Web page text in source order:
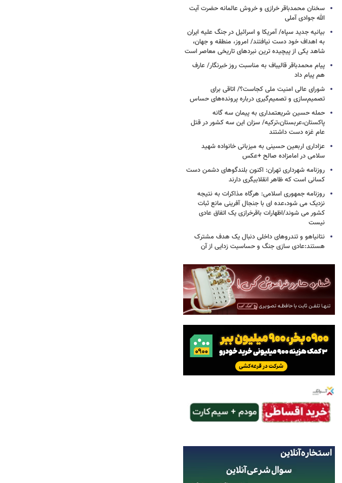
سخنان محمدباقر خرازی و خروش عالمانه حضرت آیت
الله جوادی آملی
بیانیه جدید سپاه/ آمریکا و اسرائیل در جنگ علیه ایران
به اهداف خود دست نیافتند/ امروز، منطقه و جهان،
شاهد یکی از پیچیده ترین نبردهای تاریخی معاصر است
پیام محمدباقر قالیباف به مناسبت روز خبرنگار/ عارف
هم پیام داد
شورای عالی امنیت ملی کجاست؟/ اتاقی برای
تصمیم‌سازی و تصمیم‌گیری درباره پرونده‌های حساس
حمله حسین شریعتمداری به پیمان سه گانه
پاکستان،عربستان،ترکیه/ سزان این سه کشور در قتل
عام غزه دست داشتند
عزاداری اربعین حسینی به میزبانی خانواده شهید
سلامی در امامزاده صالح +عکس
روزنامه شهرداری تهران: اکنون بلندگوهای دشمن دست
کسانی است که ظاهر انقلابیگری دارند
روزنامه جمهوری اسلامی: هرگاه مذاکرات به نتیجه
نزدیک می شود،عده ای با جنجال آفرینی مانع ثبات
کشور می شوند/اظهارات باقرخرازی یک اتفاق عادی
نیست
نتانیاهو و تندروهای داخلی دنبال یک هدف مشترک
هستند:عادی سازی جنگ و حساسیت زدایی از آن